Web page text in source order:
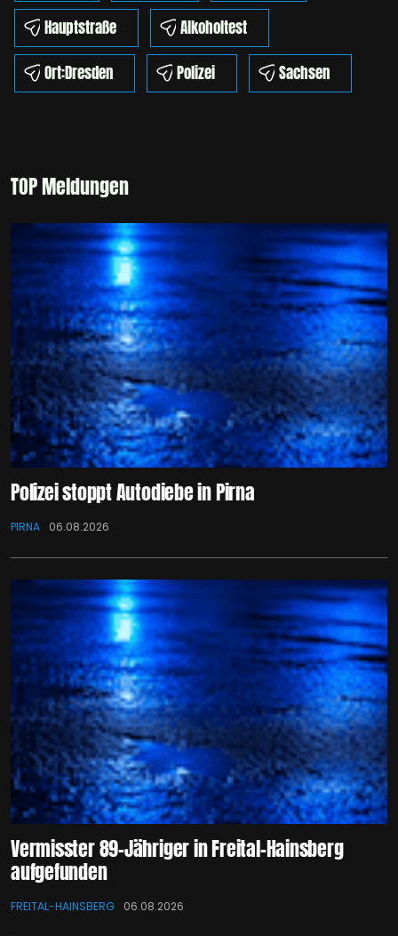
Hauptstraße
Alkoholtest
Ort:Dresden
Polizei Sachsen
TOP Meldungen
Polizei stoppt Autodiebe in Pirna
PIRNA 06.08.2026
Vermisster 89-Jähriger in Freital-Hainsberg
aufgefunden
FREITAL-HAINSBERG 06.08.2026